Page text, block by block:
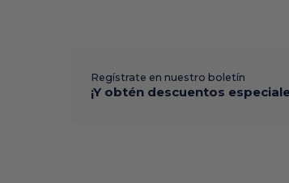
Regístrate en nuestro boletín
¡Y obtén descuentos